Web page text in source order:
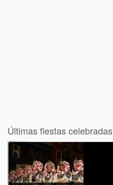
Últimas fiestas celebradas